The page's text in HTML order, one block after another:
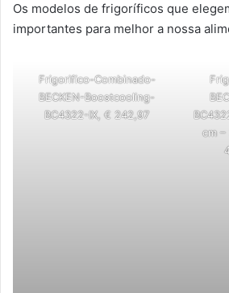
Os modelos de frigoríficos que
importantes para melhor a nossa
Frigorifico-Combinado-
BECKEN-Boostcooling-
BC4322-IX, € 242,97
cm –